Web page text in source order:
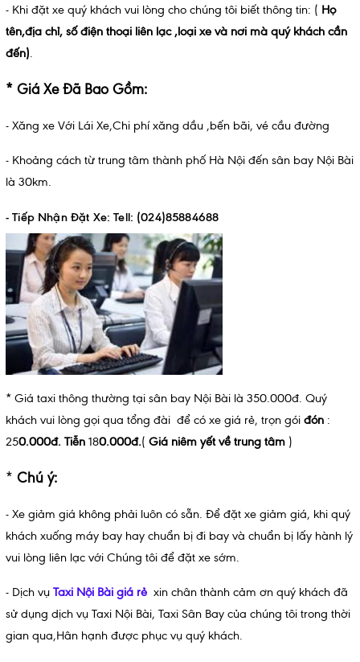
- Khi đặt xe quý khách vui lòng cho chúng tôi biết thông tin: ( Họ
tên,địa chỉ, số điện thoại liên lạc ,loại xe và nơi mà quý khách cần
đến)
* Giá Xe Đã Bao Gồm:
- Xăng xe Với Lái Xe,Chi phí xăng dầu ,bến bãi, vé cầu đường
- Khoảng cách từ trung tâm thành phố Hà Nội đến sân bay Nội Bài
là 30km.
- Tiếp Nhận Đặt Xe: Tell: (024)85884688
* Giá taxi thông thường tại sân bay Nội Bài là 350.000đ. Quý
khách vui lòng gọi qua tổng đài để có xe giá rẻ, trọn gói đón :
250.000đ. Tiễn 180.000đ.( Giá niêm yết về trung tâm )
* Chú ý:
- Xe giảm giá không phải luôn có sẵn. Để đặt xe giảm giá, khi quý
khách xuống máy bay hay chuẩn bị đi bay và chuẩn bị lấy hành lý
vui lòng liên lạc với Chúng tôi để đặt xe sớm.
- Dịch vụ Taxi Nội Bài giá rẻ xin chân thành cảm ơn quý khách đã
sử dụng dịch vụ Taxi Nội Bài, Taxi Sân Bay của chúng tôi trong thời
gian qua,Hân hạnh được phục vụ quý khách.